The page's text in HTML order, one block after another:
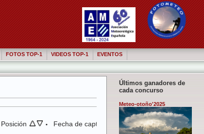
FOTOS TOP-1 VIDEOS TOP-1 EVENTOS
Últimos ganadores de
cada concurso
Meteo-otoño'2025
Posición • Fecha de captura